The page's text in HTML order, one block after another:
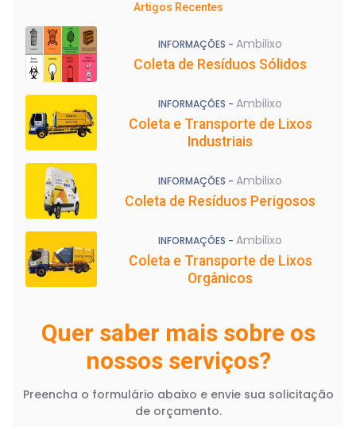
Artigos Recentes
INFORMAÇÕES - Ambilixo
Coleta de Resíduos Sólidos
INFORMAÇÕES - Ambilixo
Coleta e Transporte de Lixos
Industriais
INFORMAÇÕES - Ambilixo
Coleta de Resíduos Perigosos
INFORMAÇÕES - Ambilixo
Coleta e Transporte de Lixos
Orgânicos
Quer saber mais sobre os
nossos serviços?
Preencha o formulário abaixo e envie sua solicitação
de orçamento.